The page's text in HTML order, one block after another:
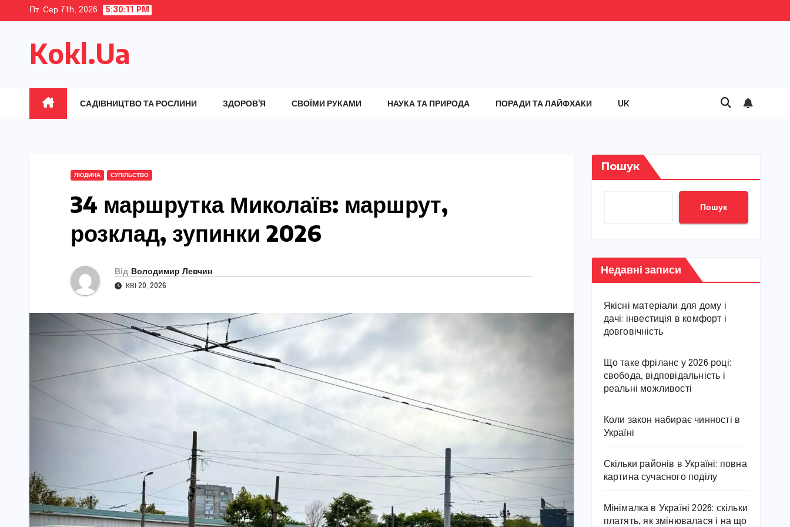
content
Пт. Сер 7th, 2026 5:30:12 PM
Kokl.Ua
САДІВНИЦТВО ТА РОСЛИНИ ЗДОРОВ’Я СВОЇМИ РУКАМИ НАУКА ТА ПРИРОДА ПОРАДИ ТА ЛАЙФХАКИ UK
ЛЮДИНА СУПІЛЬСТВО
34 маршрутка Миколаїв: маршрут,
розклад, зупинки 2026
Від Володимир Левчин
КВІ 20, 2026
Пошук
Пошук
Недавні записи
Якісні матеріали для дому і
дачі: інвестиція в комфорт і
довговічність
Що таке фріланс у 2026 році:
свобода, відповідальність і
реальні можливості
Коли закон набирає чинності в
Україні
Скільки районів в Україні: повна
картина сучасного поділу
Мінімалка в Україні 2026: скільки
платять, як змінювалася і на що